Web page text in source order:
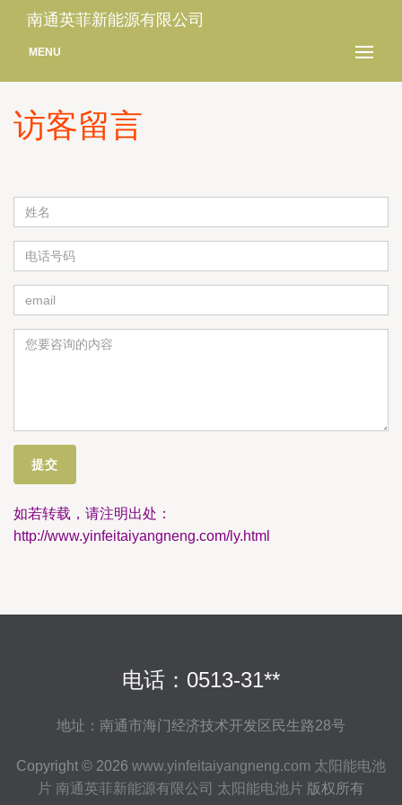
南通英菲新能源有限公司
MENU
访客留言
如若转载，请注明出处：
http://www.yinfeitaiyangneng.com/ly.html
电话：0513-31**
地址：南通市海门经济技术开发区民生路28号
Copyright © 2026 www.yinfeitaiyangneng.com 太阳能电池
片 南通英菲新能源有限公司 太阳能电池片 版权所有